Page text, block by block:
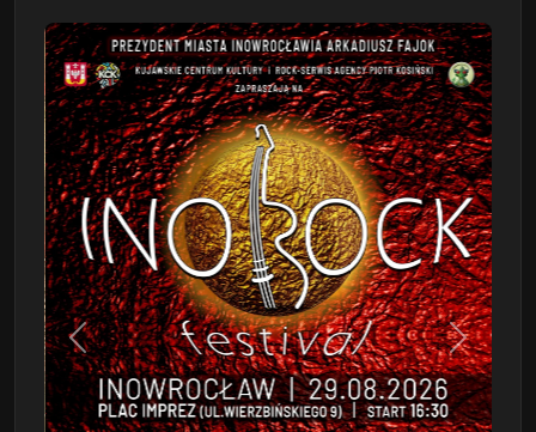
Poprzedni Następny